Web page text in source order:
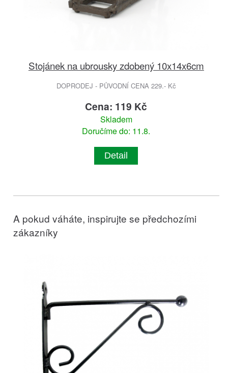
Stojánek na ubrousky zdobený 10x14x6cm
DOPRODEJ - PŮVODNÍ CENA 229.- Kč
Cena: 119 Kč
Skladem
Doručíme do: 11.8.
Detail
A pokud váháte, inspirujte se předchozími
zákazníky